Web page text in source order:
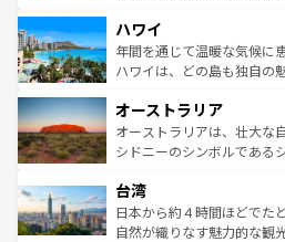
ば市内交通費無料で観光を楽し
着のスイス情報はコンテン
のような巨大都市は、観光
ンメントが詰まった刺激的
西部には大自然が広がり、
部のニューオーリンズでは
文化が魅力。旅行者はアメ
しみながら、その多様性と
ならではの贅沢な旅のスタイルだ。 なお、新
情報はコンテンツ一覧を参
ハワイ
年間を通じて温暖な気候に
ハワイは、どの島も独自の
ワイ島は見逃せない。また
島だが、静かな自然を求め
おすすめ。エメラルドグリ
れるおもてなしの心で訪れ
人々、おいしいローカルフ
ク、伝統的なフラダンスな
オーストラリア
オーストラリアは、壮大な
シドニーのシンボルである
リアリーフや大陸中央部に
ク）、タスマニアの美しい
ど、見どころがたくさん。
台湾
日本から約４時間ほどでた
自然が織りなす魅力的な観